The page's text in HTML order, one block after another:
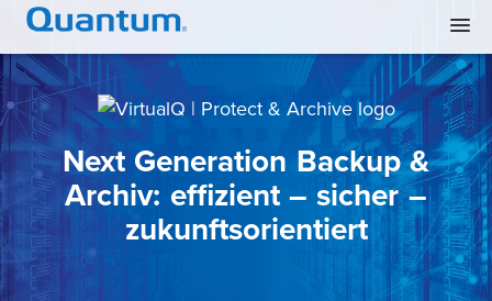
Next Generation Backup &
Archiv: effizient – sicher –
zukunftsorientiert